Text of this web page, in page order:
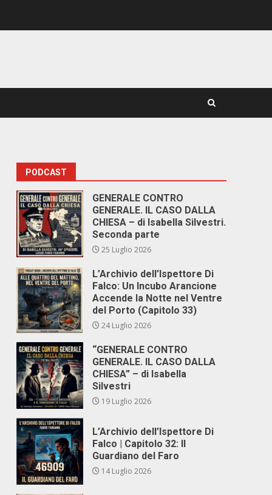
PODCAST
GENERALE CONTRO
GENERALE. IL CASO DALLA
CHIESA – di Isabella Silvestri.
Seconda parte
25 Luglio 2026
L’Archivio dell’Ispettore Di
Falco: Un Incubo Arancione
Accende la Notte nel Ventre
del Porto (Capitolo 33)
24 Luglio 2026
“GENERALE CONTRO
GENERALE. IL CASO DALLA
CHIESA” – di Isabella
Silvestri
19 Luglio 2026
L’Archivio dell’Ispettore Di
Falco | Capitolo 32: Il
Guardiano del Faro
14 Luglio 2026